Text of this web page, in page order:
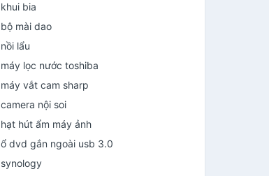
khui bia
bộ mài dao
nồi lẩu
máy lọc nước toshiba
máy vắt cam sharp
camera nội soi
hạt hút ẩm máy ảnh
ổ dvd gắn ngoài usb 3.0
synology